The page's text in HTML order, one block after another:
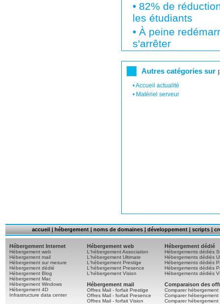
• 82% de
les étudiants
• À peine
s'arrêter
Autres catégories sur
•Accueil actualité
• Matériel serveur
accueil|hébergement|noms de domaines|développement|scripts|
Hébergement Internet
Hébergement web
Hébergement mail
Hébergement sur mesure
Hébergement dédié
Hébergement Blog
Hébergement Mac
Hébergement Windows
Hébergement 4D
Infrastructure data center
Hébergement web
L'hébergement Association
L'hébergement Ultimate
L'hébergement Prestige
L'hébergement Presence
L'hébergement Vision
Hébergement mail
Offres Mail - forfait Prestige
Offres Mail - forfait Presence
Offres Mail - forfait Vision
Hébergement dédié
Hébergements dédiés
Hébergements dédiés
Hébergements dédiés
Hébergements dédiés
Hébergements dédiés
Comparaison des
Comparer hébergement
Comparer hébergement
Comparer hébergement